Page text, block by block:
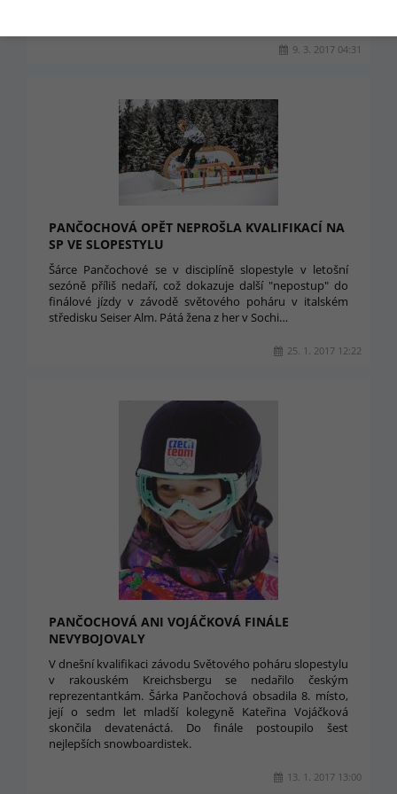
9. 3. 2017 04:31
PANČOCHOVÁ OPĚT NEPROŠLA KVALIFIKACÍ NA
SP VE SLOPESTYLU
Šárce Pančochové se v disciplíně slopestyle v letošní
sezóně příliš nedaří, což dokazuje další "nepostup" do
finálové jízdy v závodě světového poháru v italském
středisku Seiser Alm. Pátá žena z her v Sochi…
25. 1. 2017 12:22
PANČOCHOVÁ ANI VOJÁČKOVÁ FINÁLE
NEVYBOJOVALY
V dnešní kvalifikaci závodu Světového poháru slopestylu
v rakouském Kreichsbergu se nedařilo českým
reprezentantkám. Šárka Pančochová obsadila 8. místo,
její o sedm let mladší kolegyně Kateřina Vojáčková
skončila devatenáctá. Do finále postoupilo šest
nejlepších snowboardistek.
13. 1. 2017 13:00